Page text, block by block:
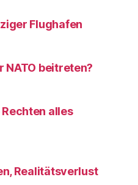
Flughafen
NATO beitreten?
alles
Realitätsverlust